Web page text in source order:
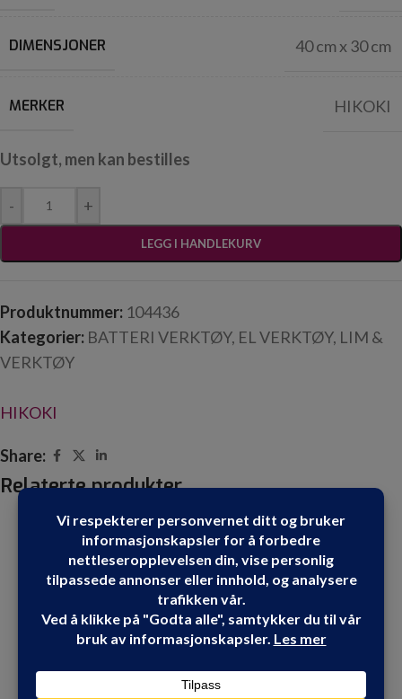
DIMENSJONER 40 cm x 30 cm
MERKER HIKOKI
Utsolgt, men kan bestilles
- +
LEGG I HANDLEKURV
Produktnummer: 104436
Kategorier: BATTERI VERKTØY, EL VERKTØY, LIM &
VERKTØY
HIKOKI
Share:
Relaterte produkter